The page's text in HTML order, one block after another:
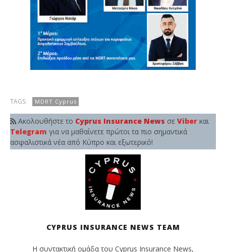
TAGS: MDRT Cyprus
Ακολουθήστε το Cyprus Insurance News σε Viber και
Telegram για να μαθαίνετε πρώτοι τα πιο σημαντικά
ασφαλιστικά νέα από Κύπρο και εξωτερικό!
CYPRUS INSURANCE NEWS TEAM
Η συντακτική ομάδα του Cyprus Insurance News,